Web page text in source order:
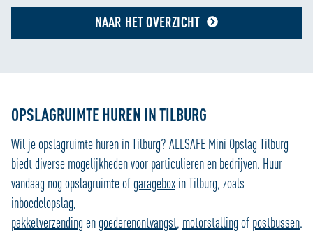
NAAR HET OVERZICHT
OPSLAGRUIMTE HUREN IN TILBURG
Wil je opslagruimte huren in Tilburg? ALLSAFE Mini Opslag Tilburg
biedt diverse mogelijkheden voor particulieren en bedrijven. Huur
vandaag nog opslagruimte ofgaragebox in Tilburg, zoals
inboedelopslag,
pakketverzending engoederenontvangst, motorstalling of postbussen.